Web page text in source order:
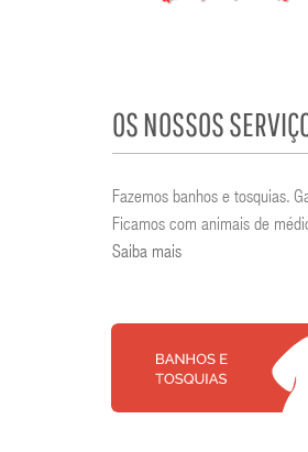
OS NOSSOS
Fazemos banhos e tosquias.
Ficamos com animais de
Saiba mais